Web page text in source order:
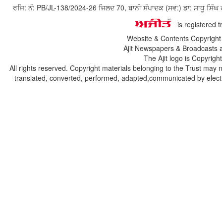
ਰਜਿ: ਨੰ: PB/JL-138/2024-26 ਜਿਲਦ 70, ਬਾਨੀ ਸੰਪਾਦਕ (ਸਵ:) ਡਾ: ਸਾਧੂ
is registered
Website & Contents
Ajit Newspapers &
The Ajit logo is
All rights reserved. Copyright materials belonging to the Trust
translated, converted, performed, adapted,communicated by